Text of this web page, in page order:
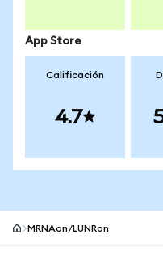
App Store
Calificación
4.7
MRNAon/LUNRon